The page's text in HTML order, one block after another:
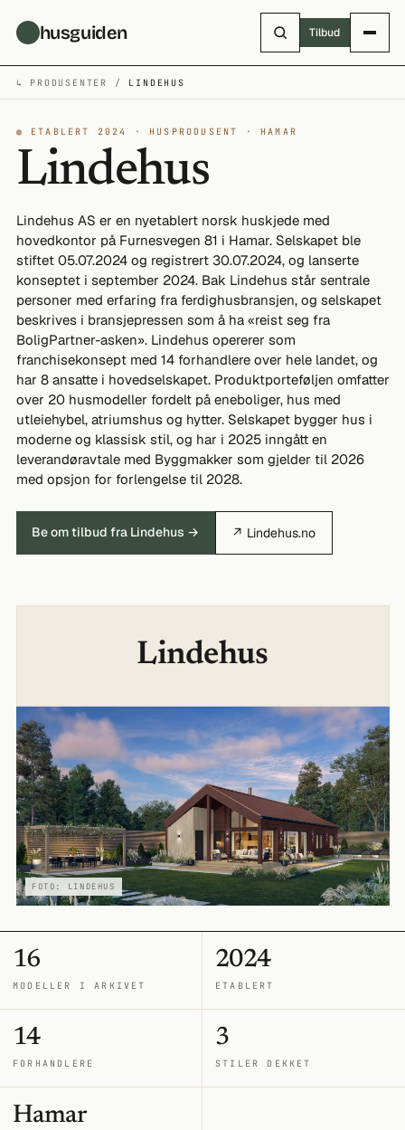
husguiden Tilbud
↳ PRODUSENTER / LINDEHUS
◍ ETABLERT 2024 · HUSPRODUSENT · HAMAR
Lindehus
Lindehus AS er en nyetablert norsk huskjede med
hovedkontor på Furnesvegen 81 i Hamar. Selskapet ble
stiftet 05.07.2024 og registrert 30.07.2024, og lanserte
konseptet i september 2024. Bak Lindehus står sentrale
personer med erfaring fra ferdighusbransjen, og selskapet
beskrives i bransjepressen som å ha «reist seg fra
BoligPartner-asken». Lindehus opererer som
franchisekonsept med 14 forhandlere over hele landet, og
har 8 ansatte i hovedselskapet. Produktporteføljen omfatter
over 20 husmodeller fordelt på eneboliger, hus med
utleiehybel, atriumshus og hytter. Selskapet bygger hus i
moderne og klassisk stil, og har i 2025 inngått en
leverandøravtale med Byggmakker som gjelder til 2026
med opsjon for forlengelse til 2028.
Be om tilbud fra Lindehus → ↗ Lindehus.no
Lindehus
FOTO: LINDEHUS
16
MODELLER I ARKIVET
2024
ETABLERT
14
FORHANDLERE
3
STILER DEKKET
Hamar